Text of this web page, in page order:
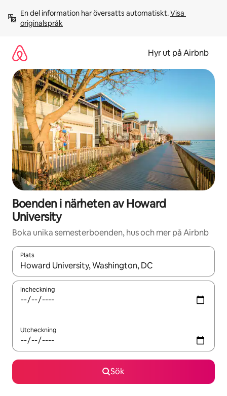
innehåll
En del information har översatts automatiskt. Visa
originalspråk
Hyr ut på Airbnb
Boenden i närheten av Howard
University
Boka unika semesterboenden, hus och mer på Airbnb
Plats
När resultaten är tillgängliga kan du navigera med upp- och
Incheckning
Utcheckning
Sök